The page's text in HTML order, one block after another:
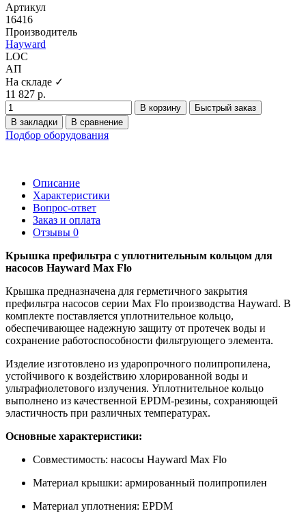
Артикул
16416
Производитель
Hayward
LOC
АП
На складе ✓
11 827 р.
В корзину
Быстрый заказ
В закладки
В сравнение
Подбор оборудования
Описание
Характеристики
Вопрос-ответ
Заказ и оплата
Отзывы 0
Крышка префильтра с уплотнительным кольцом для
насосов Hayward Max Flo
Крышка предназначена для герметичного закрытия
префильтра насосов серии Max Flo производства Hayward. В
комплекте поставляется уплотнительное кольцо,
обеспечивающее надежную защиту от протечек воды и
сохранение работоспособности фильтрующего элемента.
Изделие изготовлено из ударопрочного полипропилена,
устойчивого к воздействию хлорированной воды и
ультрафиолетового излучения. Уплотнительное кольцо
выполнено из качественной EPDM-резины, сохраняющей
эластичность при различных температурах.
Основные характеристики:
Совместимость: насосы Hayward Max Flo
Материал крышки: армированный полипропилен
Материал уплотнения: EPDM